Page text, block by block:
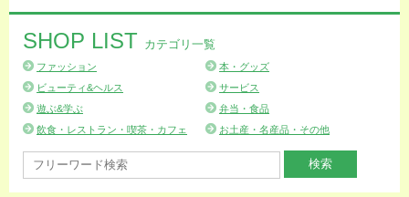
SHOP LIST カテゴリ一覧
ファッション
本・グッズ
ビューティ&ヘルス
サービス
遊ぶ&学ぶ
弁当・食品
飲食・レストラン・喫茶・カフェ
お土産・名産品・その他